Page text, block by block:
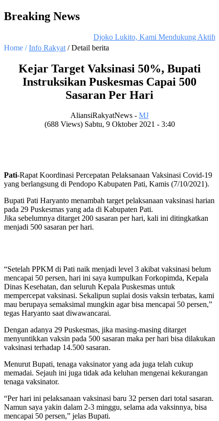
Breaking News
Djoko Lukito, Kami Mendukung
Home /Info Rakyat / Detail berita
Kejar Target Vaksinasi 50%, Bupati
Instruksikan Puskesmas Capai 500
Sasaran Per Hari
AliansiRakyatNews - MJ
(688 Views) Sabtu, 9 Oktober 2021 - 3:40
Pati-Rapat Koordinasi Percepatan Pelaksanaan Vaksinasi Covid-19
yang berlangsung di Pendopo Kabupaten Pati, Kamis (7/10/2021).
Bupati Pati Haryanto menambah target pelaksanaan vaksinasi harian
pada 29 Puskesmas yang ada di Kabupaten Pati.
Jika sebelumnya ditarget 200 sasaran per hari, kali ini ditingkatkan
menjadi 500 sasaran per hari.
“Setelah PPKM di Pati naik menjadi level 3 akibat vaksinasi belum
mencapai 50 persen, hari ini saya kumpulkan Forkopimda, Kepala
Dinas Kesehatan, dan seluruh Kepala Puskesmas untuk
mempercepat vaksinasi. Sekalipun suplai dosis vaksin terbatas, kami
mau berupaya semaksimal mungkin agar bisa mencapai 50 persen,”
tegas Haryanto saat diwawancarai.
Dengan adanya 29 Puskesmas, jika masing-masing ditarget
menyuntikkan vaksin pada 500 sasaran maka per hari bisa dilakukan
vaksinasi terhadap 14.500 sasaran.
Menurut Bupati, tenaga vaksinator yang ada juga telah cukup
memadai. Sejauh ini juga tidak ada keluhan mengenai kekurangan
tenaga vaksinator.
“Per hari ini pelaksanaan vaksinasi baru 32 persen dari total sasaran.
Namun saya yakin dalam 2-3 minggu, selama ada vaksinnya, bisa
mencapai 50 persen,” jelas Bupati.